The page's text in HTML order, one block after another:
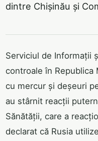
dintre Chișinău și
Serviciul de Informații
controale în Republica
cu mercur și deșeuri
au stârnit reacții
Sănătății, care a
declarat că Rusia